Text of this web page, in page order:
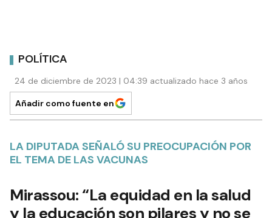
POLÍTICA
24 de diciembre de 2023 | 04:39 actualizado hace 3 años
Añadir como fuente en
LA DIPUTADA SEÑALÓ SU PREOCUPACIÓN POR
EL TEMA DE LAS VACUNAS
Mirassou: “La equidad en la salud
y la educación son pilares y no se